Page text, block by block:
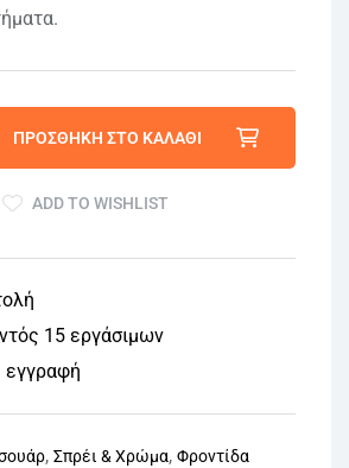
ΠΡΟΣΘΉΚΗ ΣΤΟ ΚΑΛΆΘΙ
ADD TO WISHLIST
15 εργάσιμων
εγγραφή
, Σπρέι & Χρώμα, Φροντίδα